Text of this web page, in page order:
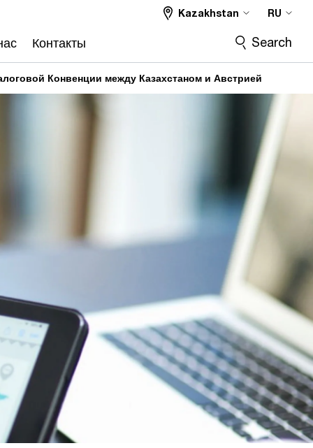
Контакты
Kazakhstan RU
Search
Конвенции между Казахстаном и Австрией